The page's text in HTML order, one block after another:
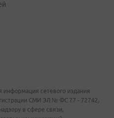
информация сетевого издания
СМИ ЭЛ № ФС 77 - 72742,
в сфере связи,